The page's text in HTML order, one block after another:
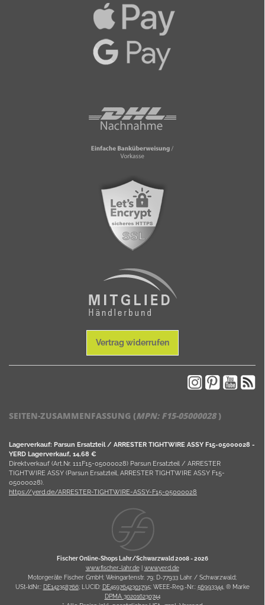
Vertrag widerrufen
SEITEN-ZUSAMMENFASSUNG (MPN: F15-05000028)
Lagerverkauf: Parsun Ersatzteil / ARRESTER TIGHTWIRE ASSY F15-05000028 -
YERD Lagerverkauf, 14,68 €
Direktverkauf (Art.Nr. 111F15-05000028) Parsun Ersatzteil / ARRESTER
TIGHTWIRE ASSY (Parsun Ersatzteil, ARRESTER TIGHTWIRE ASSY F15-
05000028).
https://yerd.de/ARRESTER-TIGHTWIRE-ASSY-F15-05000028
Fischer Online-Shops Lahr/Schwarzwald 2008 -2026
www.fischer-lahr.de| www.yerd.de
Motorgeräte Fischer GmbH; Weingartenstr. 79; D-77933 Lahr / Schwarzwald;
USt-IdNr.: DE142358766; LUCID: DE4597642301795; WEEE-Reg.-Nr.: 56993344, ® Marke
DPMA 302016230744